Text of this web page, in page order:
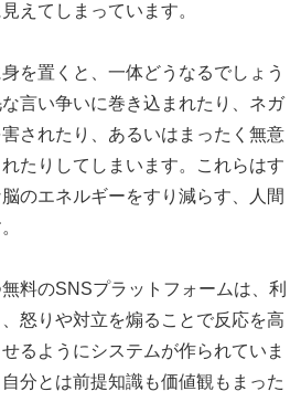
えてしまっています。
を置くと、一体どうなるでしょう
言い争いに巻き込まれたり、ネガ
されたり、あるいはまったく無意
たりしてしまいます。これらはす
のエネルギーをすり減らす、人間
料のSNSプラットフォームは、利
怒りや対立を煽ることで反応を高
るようにシステムが作られていま
分とは前提知識も価値観もまった